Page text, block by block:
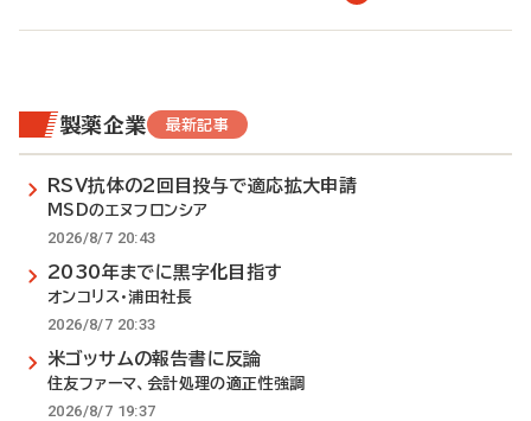
製薬企業 最新記事
RSV抗体の2回目投与で適応拡大申請
MSDのエヌフロンシア
2026/8/7 20:43
2030年までに黒字化目指す
オンコリス・浦田社長
2026/8/7 20:33
米ゴッサムの報告書に反論
住友ファーマ、会計処理の適正性強調
2026/8/7 19:37